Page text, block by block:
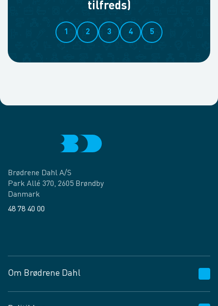
tilfreds)
1 2 3 4 5
Brødrene Dahl A/S
Park Allé 370, 2605 Brøndby
Danmark
48 78 40 00
Om Brødrene Dahl